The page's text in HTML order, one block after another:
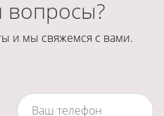
вопросы?
и мы свяжемся с вами.